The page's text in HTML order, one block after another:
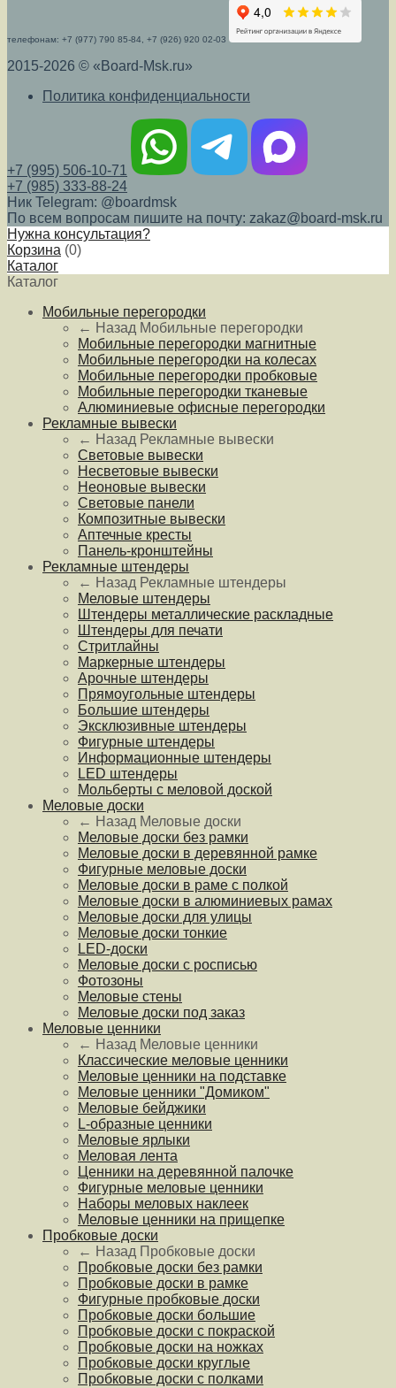
телефонам: +7 (977) 790 85-84, +7 (926) 920 02-03
2015-2026 © «Board-Msk.ru»
Политика конфиденциальности
+7 (995) 506-10-71
+7 (985) 333-88-24
Ник Telegram: @boardmsk
По всем вопросам пишите на почту: zakaz@board-msk.ru
Нужна консультация?
Корзина (0)
Каталог
Каталог
Мобильные перегородки
← Назад Мобильные перегородки
Мобильные перегородки магнитные
Мобильные перегородки на колесах
Мобильные перегородки пробковые
Мобильные перегородки тканевые
Алюминиевые офисные перегородки
Рекламные вывески
← Назад Рекламные вывески
Световые вывески
Несветовые вывески
Неоновые вывески
Световые панели
Композитные вывески
Аптечные кресты
Панель-кронштейны
Рекламные штендеры
← Назад Рекламные штендеры
Меловые штендеры
Штендеры металлические раскладные
Штендеры для печати
Стритлайны
Маркерные штендеры
Арочные штендеры
Прямоугольные штендеры
Большие штендеры
Эксклюзивные штендеры
Фигурные штендеры
Информационные штендеры
LED штендеры
Мольберты с меловой доской
Меловые доски
← Назад Меловые доски
Меловые доски без рамки
Меловые доски в деревянной рамке
Фигурные меловые доски
Меловые доски в раме с полкой
Меловые доски в алюминиевых рамах
Меловые доски для улицы
Меловые доски тонкие
LED-доски
Меловые доски с росписью
Фотозоны
Меловые стены
Меловые доски под заказ
Меловые ценники
← Назад Меловые ценники
Классические меловые ценники
Меловые ценники на подставке
Меловые ценники "Домиком"
Меловые бейджики
L-образные ценники
Меловые ярлыки
Меловая лента
Ценники на деревянной палочке
Фигурные меловые ценники
Наборы меловых наклеек
Меловые ценники на прищепке
Пробковые доски
← Назад Пробковые доски
Пробковые доски без рамки
Пробковые доски в рамке
Фигурные пробковые доски
Пробковые доски большие
Пробковые доски с покраской
Пробковые доски на ножках
Пробковые доски круглые
Пробковые доски с полками